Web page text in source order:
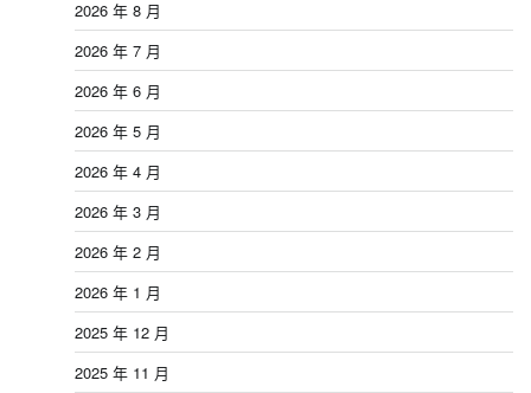
2026 年 8 月
2026 年 7 月
2026 年 6 月
2026 年 5 月
2026 年 4 月
2026 年 3 月
2026 年 2 月
2026 年 1 月
2025 年 12 月
2025 年 11 月